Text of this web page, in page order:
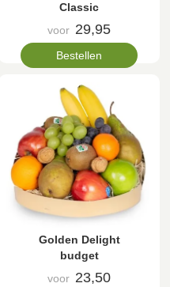
Classic
voor 29,95
Bestellen
Golden Delight
budget
voor 23,50